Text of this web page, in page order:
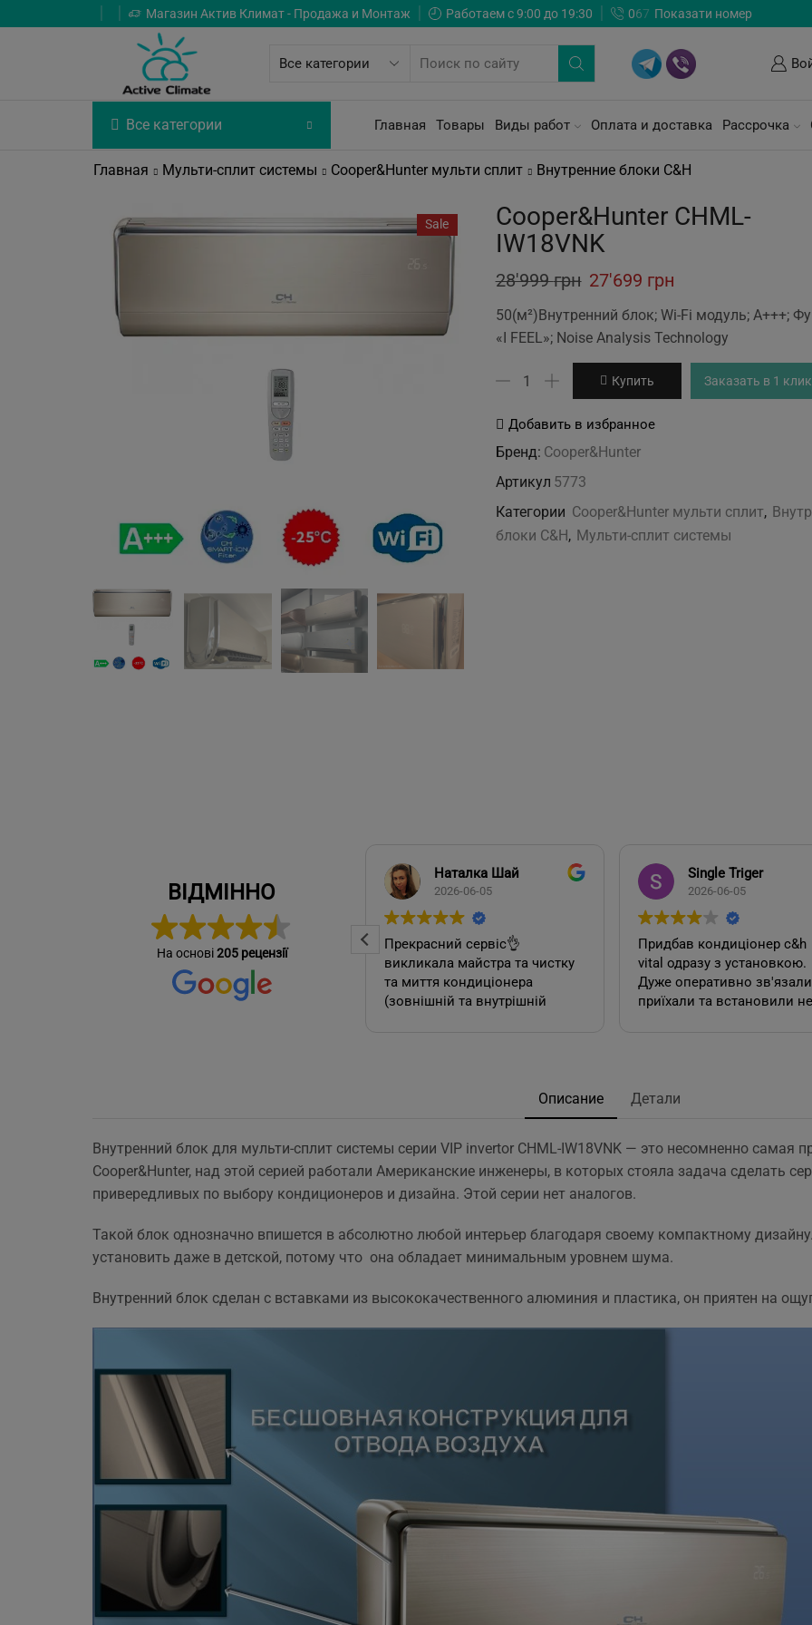
Магазин Актив Климат - Продажа и Монтаж Работаем с 9:00 до 19:30 067 Показати номер
Все категории Главная Товары Виды работ Оплата и доставка Рассрочка
Главная Мульти-сплит системы Cooper&Hunter мульти сплит Внутренние блоки C&H
Sale
Cooper&Hunter CHML-
IW18VNK
28'999грн Original
price
was:
28'999 грн.
27'699 грн
price
is:
27'699 грн.
50(м²)Внутренний блок; Wi-Fi модуль; A+++;
«I FEEL»; Noise Analysis Technology
Количество
Cooper&Hunter
CHML-
Купить Заказать в 1 клик
Добавить в избранное
Бренд: Cooper&Hunter
Артикул 5773
Категории Cooper&Hunter мульти сплит,
блоки C&H, Мульти-сплит системы
ВІДМІННО
На основі205 рецензії
2026-06-10
Професійна та оперативна
команда! Вчасно виконали
замовлення, бережно
ставились до техніки, дали
Наталка Шай
2026-06-05
Прекрасний сервіс👌
викликала майстра та чистку
та миття кондиціонера
(зовнішній та внутрішній
замовляла у цієї фірми 2
кондиціонера. Задоволена,
вибором їх, так і
безпосереднім їх
монтуванням.
ще та рекомендувати!
Single Triger
2026-06-05
Придбав кондиціонер c&h
vital одразу з установкою.
Дуже оперативно зв'язалися,
приїхали та встановили не
пропозиція, акційної
саме в цьому магазині.
ж по факту стандартна
вийшла знову ж така
магазинах. Тому перевага
можливість розрахунку на
місті за фактично товар і
Описание Детали
Внутренний блок для мульти-сплит системы серии VIP invertor CHML-IW18VNK — это несомненно самая
Cooper&Hunter, над этой серией работали Американские инженеры, в которых стояла задача сделать
привередливых по выбору кондиционеров и дизайна. Этой серии нет аналогов.
Такой блок однозначно впишется в абсолютно любой интерьер благодаря своему компактному
установить даже в детской, потому что она обладает минимальным уровнем шума.
Внутренний блок сделан с вставками из высококачественного алюминия и пластика, он приятен на